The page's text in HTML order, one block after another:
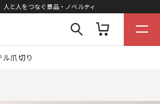
人と人をつなぐ景品・ノベルティ
ル爪切り